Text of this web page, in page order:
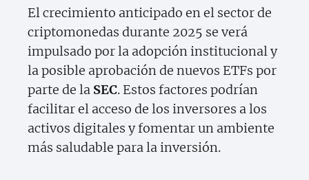
El crecimiento anticipado en el sector de
criptomonedas durante 2025 se verá
impulsado por la adopción institucional y
la posible aprobación de nuevos ETFs por
parte de la SEC. Estos factores podrían
facilitar el acceso de los inversores a los
activos digitales y fomentar un ambiente
más saludable para la inversión.